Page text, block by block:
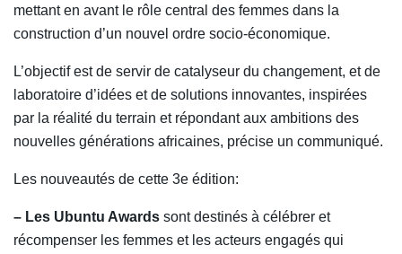
mettant en avant le rôle central des femmes dans la
construction d’un nouvel ordre socio-économique.
L’objectif est de servir de catalyseur du changement, et de
laboratoire d’idées et de solutions innovantes, inspirées
par la réalité du terrain et répondant aux ambitions des
nouvelles générations africaines, précise un communiqué.
Les nouveautés de cette 3e édition:
– Les Ubuntu Awards sont destinés à célébrer et
récompenser les femmes et les acteurs engagés qui